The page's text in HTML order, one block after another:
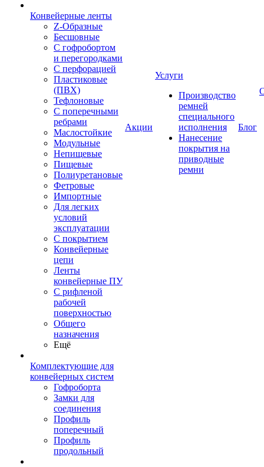
Конвейерные ленты
Z-Образные
Бесшовные
С гофробортом
и перегородками
С перфорацией
Пластиковые
(ПВХ)
Тефлоновые
С поперечными
ребрами
Маслостойкие
Модульные
Непищевые
Пищевые
Полиуретановые
Фетровые
Импортные
Для легких
условий
эксплуатации
С покрытием
Конвейерные
цепи
Ленты
конвейерные ПУ
С рифленой
рабочей
поверхностью
Общего
назначения
Ещё
Комплектующие для
конвейерных систем
Гофроборта
Замки для
соединения
Профиль
поперечный
Профиль
продольный
Акции
Услуги
Производство
ремней
специального
исполнения
Нанесение
покрытия на
приводные
ремни
Блог